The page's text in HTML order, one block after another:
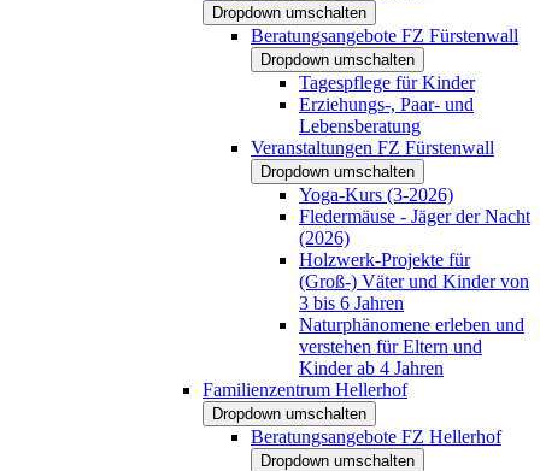
Dropdown umschalten
Beratungsangebote FZ Fürstenwall
Dropdown umschalten
Tagespflege für Kinder
Erziehungs-, Paar- und
Lebensberatung
Veranstaltungen FZ Fürstenwall
Dropdown umschalten
Yoga-Kurs (3-2026)
Fledermäuse - Jäger der Nacht
(2026)
Holzwerk-Projekte für
(Groß-) Väter und Kinder von
3 bis 6 Jahren
Naturphänomene erleben und
verstehen für Eltern und
Kinder ab 4 Jahren
Familienzentrum Hellerhof
Dropdown umschalten
Beratungsangebote FZ Hellerhof
Dropdown umschalten